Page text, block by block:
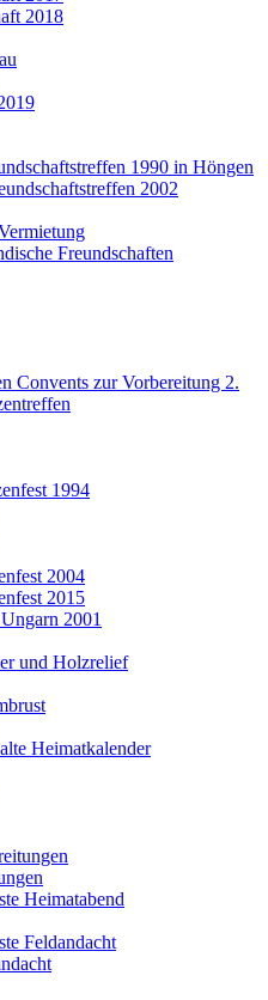
2018
1990 in Höngen
2002
Freundschaften
Convents zur Vorbereitung 2.
1994
2004
2015
2001
und Holzrelief
Heimatkalender
Heimatabend
Feldandacht